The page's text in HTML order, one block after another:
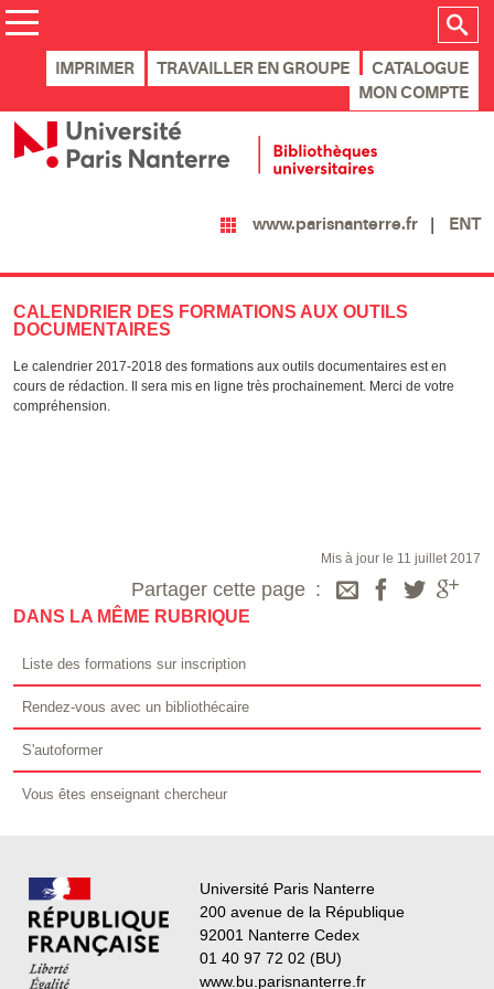
IMPRIMER TRAVAILLER EN GROUPE
CATALOGUE
MON COMPTE
www.parisnanterre.fr ENT
CALENDRIER DES FORMATIONS AUX OUTILS
DOCUMENTAIRES
Le calendrier 2017-2018 des formations aux outils documentaires est en
cours de rédaction. Il sera mis en ligne très prochainement. Merci de votre
compréhension.
Mis à jour le 11 juillet 2017
Partager cette page
DANS LA MÊME RUBRIQUE
Liste des formations sur inscription
Rendez-vous avec un bibliothécaire
S'autoformer
Vous êtes enseignant chercheur
Université Paris Nanterre
200 avenue de la République
92001 Nanterre Cedex
01 40 97 72 02 (BU)
www.bu.parisnanterre.fr